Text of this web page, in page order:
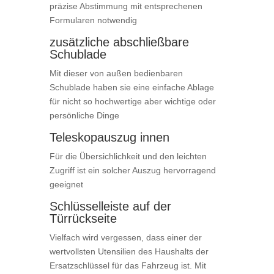
präzise Abstimmung mit entsprechenen
Formularen notwendig
zusätzliche abschließbare
Schublade
Mit dieser von außen bedienbaren
Schublade haben sie eine einfache Ablage
für nicht so hochwertige aber wichtige oder
persönliche Dinge
Teleskopauszug innen
Für die Übersichlichkeit und den leichten
Zugriff ist ein solcher Auszug hervorragend
geeignet
Schlüsselleiste auf der
Türrückseite
Vielfach wird vergessen, dass einer der
wertvollsten Utensilien des Haushalts der
Ersatzschlüssel für das Fahrzeug ist. Mit